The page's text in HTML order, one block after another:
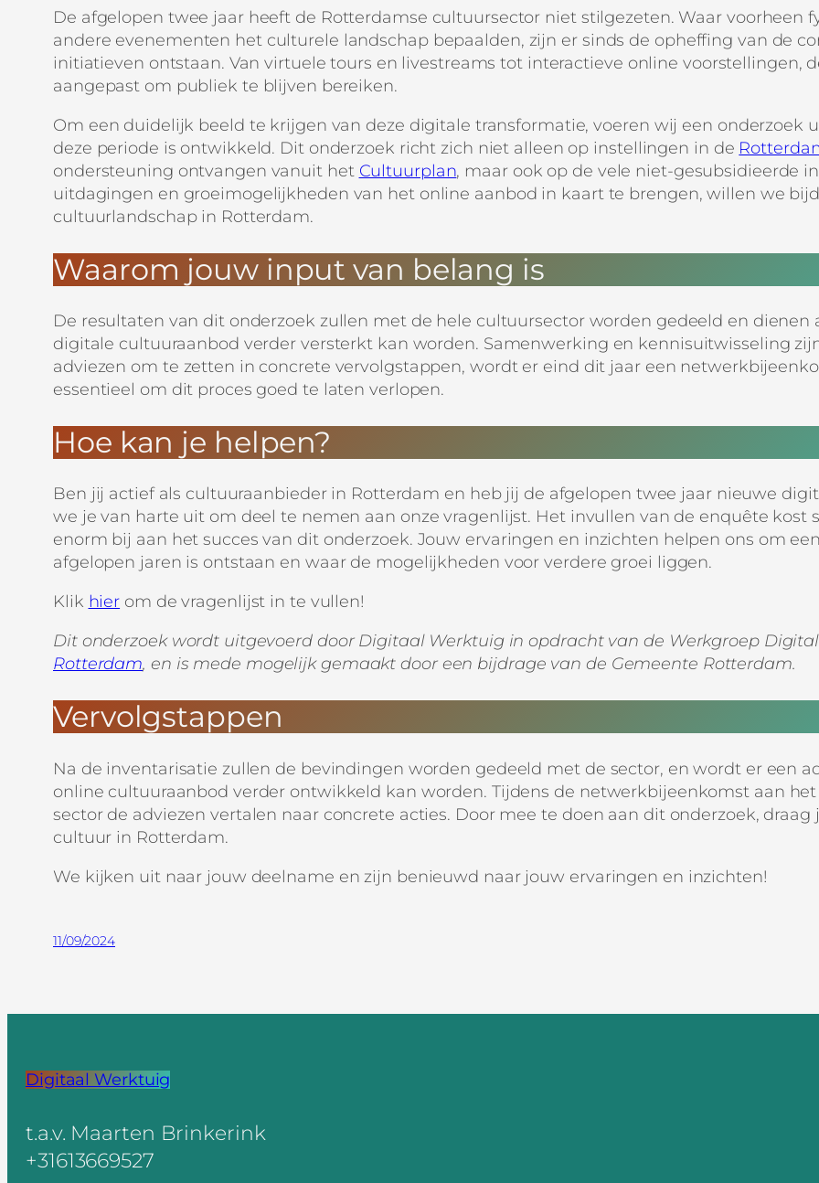
De afgelopen twee jaar heeft de Rotterdamse cultuursector niet stilgezeten. Waar voorheen
andere evenementen het culturele landschap bepaalden, zijn er sinds de opheffing van de
initiatieven ontstaan. Van virtuele tours en livestreams tot interactieve online voorstellingen,
aangepast om publiek te blijven bereiken.
Om een duidelijk beeld te krijgen van deze digitale transformatie, voeren wij een onderzoek
deze periode is ontwikkeld. Dit onderzoek richt zich niet alleen op instellingen in de
ondersteuning ontvangen vanuit het Cultuurplan, maar ook op de vele niet-gesubsidieerde
uitdagingen en groeimogelijkheden van het online aanbod in kaart te brengen, willen we
cultuurlandschap in Rotterdam.
Waarom jouw input van belang is
De resultaten van dit onderzoek zullen met de hele cultuursector worden gedeeld en dienen
digitale cultuuraanbod verder versterkt kan worden. Samenwerking en kennisuitwisseling
adviezen om te zetten in concrete vervolgstappen, wordt er eind dit jaar een
essentieel om dit proces goed te laten verlopen.
Hoe kan je helpen?
Ben jij actief als cultuuraanbieder in Rotterdam en heb jij de afgelopen twee jaar nieuwe
we je van harte uit om deel te nemen aan onze vragenlijst. Het invullen van de enquête
enorm bij aan het succes van dit onderzoek. Jouw ervaringen en inzichten helpen ons om
afgelopen jaren is ontstaan en waar de mogelijkheden voor verdere groei liggen.
Klik hier om de vragenlijst in te vullen!
Dit onderzoek wordt uitgevoerd door Digitaal Werktuig in opdracht van de Werkgroep
Rotterdam, en is mede mogelijk gemaakt door een bijdrage van de Gemeente Rotterdam.
Vervolgstappen
Na de inventarisatie zullen de bevindingen worden gedeeld met de sector, en wordt er een
online cultuuraanbod verder ontwikkeld kan worden. Tijdens de netwerkbijeenkomst aan
sector de adviezen vertalen naar concrete acties. Door mee te doen aan dit onderzoek,
cultuur in Rotterdam.
We kijken uit naar jouw deelname en zijn benieuwd naar jouw ervaringen en inzichten!
11/09/2024
Digitaal Werktuig
t.a.v. Maarten Brinkerink
+31613669527